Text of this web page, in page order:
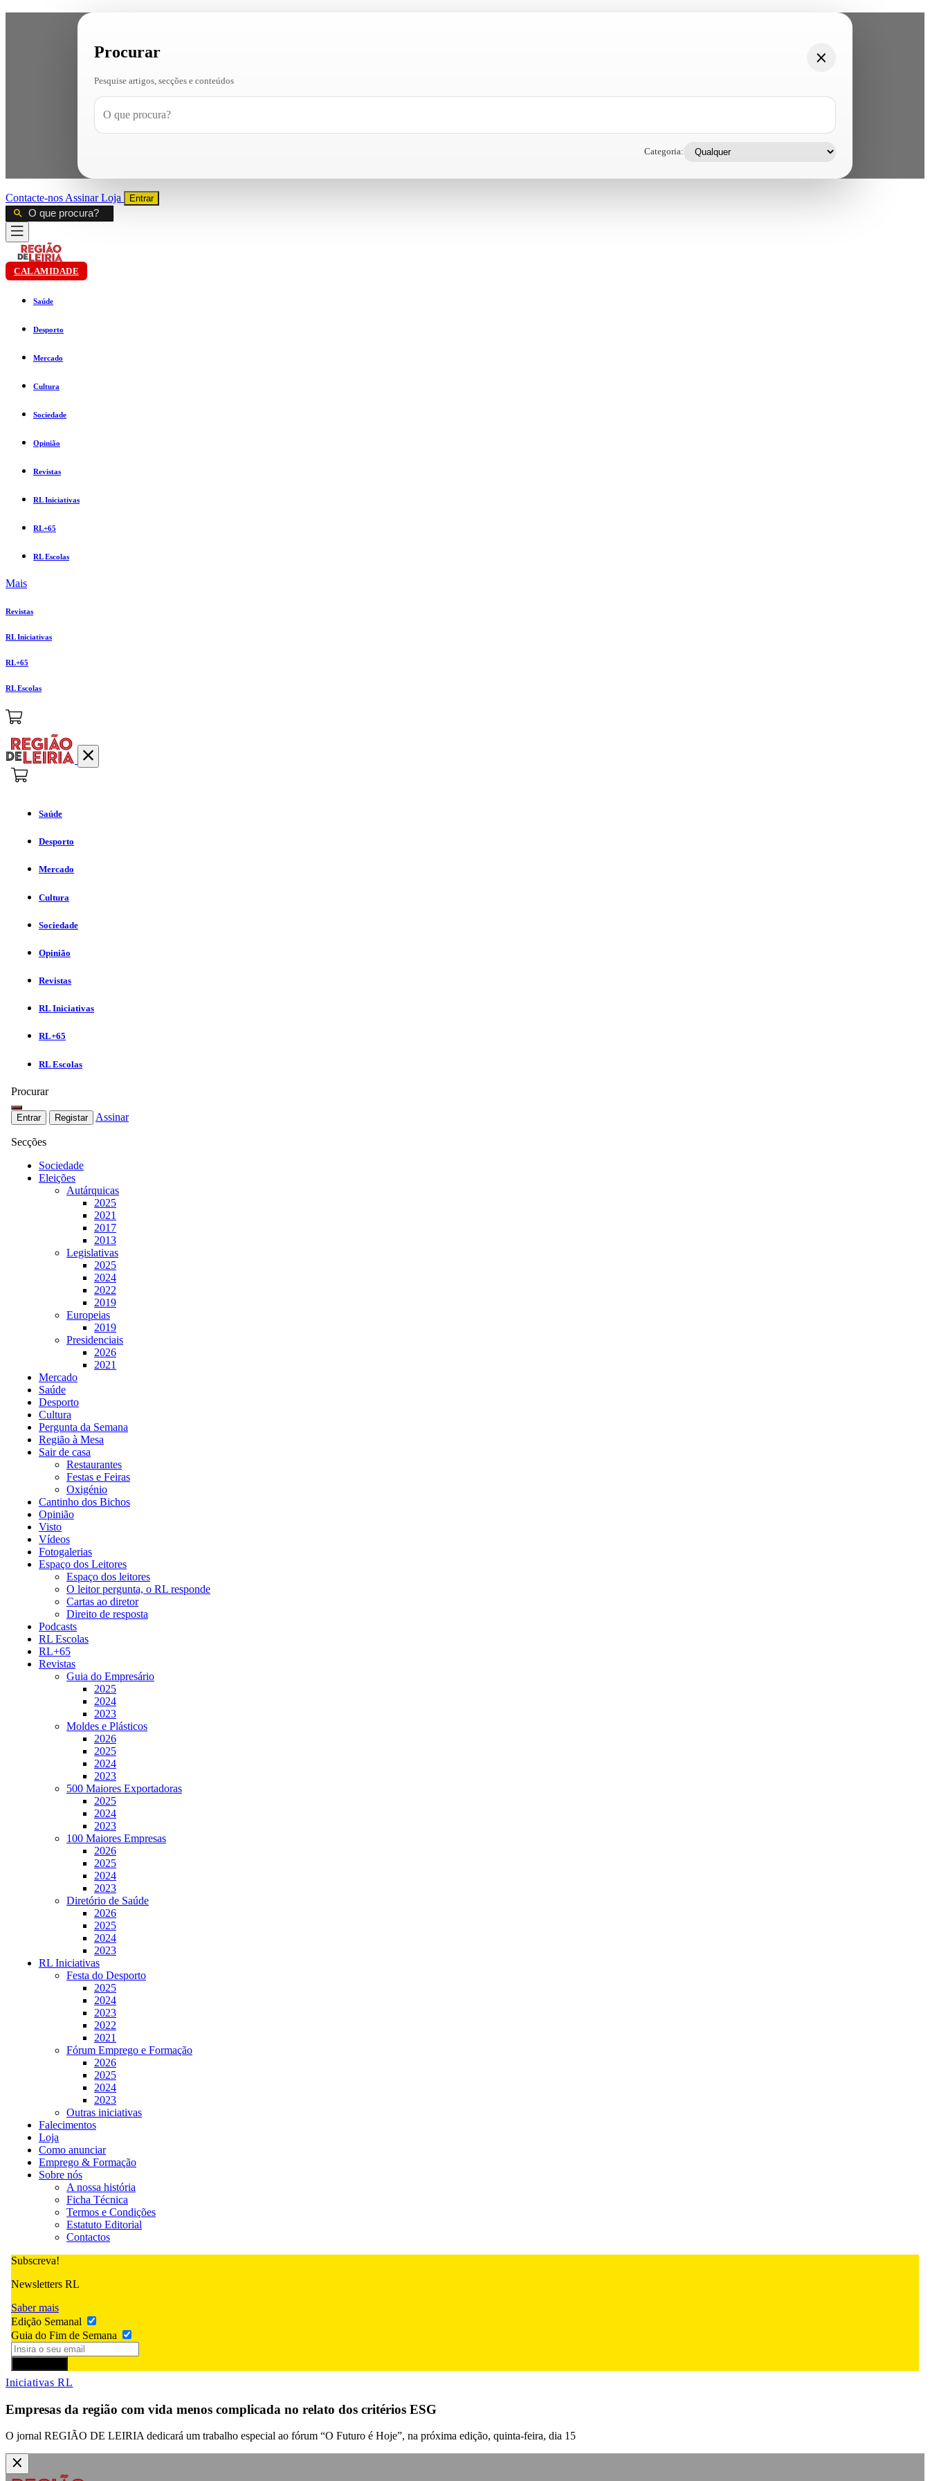
Procurar
Pesquise artigos, secções e conteúdos
Categoria:
Contacte-nos AssinarLoja Entrar
CALAMIDADE
Saúde
Desporto
Mercado
Cultura
Sociedade
Opinião
Revistas
RL Iniciativas
RL+65
RL Escolas
Mais
Revistas
RL Iniciativas
RL+65
RL Escolas
Saúde
Desporto
Mercado
Cultura
Sociedade
Opinião
Revistas
RL Iniciativas
RL+65
RL Escolas
Procurar
Entrar Registar Assinar
Secções
Sociedade
Eleições
Autárquicas
2025
2021
2017
2013
Legislativas
2025
2024
2022
2019
Europeias
2019
Presidenciais
2026
2021
Mercado
Saúde
Desporto
Cultura
Pergunta da Semana
Região à Mesa
Sair de casa
Restaurantes
Festas e Feiras
Oxigénio
Cantinho dos Bichos
Opinião
Visto
Vídeos
Fotogalerias
Espaço dos Leitores
Espaço dos leitores
O leitor pergunta, o RL responde
Cartas ao diretor
Direito de resposta
Podcasts
RL Escolas
RL+65
Revistas
Guia do Empresário
2025
2024
2023
Moldes e Plásticos
2026
2025
2024
2023
500 Maiores Exportadoras
2025
2024
2023
100 Maiores Empresas
2026
2025
2024
2023
Diretório de Saúde
2026
2025
2024
2023
RL Iniciativas
Festa do Desporto
2025
2024
2023
2022
2021
Fórum Emprego e Formação
2026
2025
2024
2023
Outras iniciativas
Falecimentos
Loja
Como anunciar
Emprego & Formação
Sobre nós
A nossa história
Ficha Técnica
Termos e Condições
Estatuto Editorial
Contactos
Subscreva!
Newsletters RL
Saber mais
Edição Semanal
Guia do Fim de Semana
Iniciativas RL
Empresas da região com vida menos complicada no relato dos critérios ESG
O jornal REGIÃO DE LEIRIA dedicará um trabalho especial ao fórum “O Futuro é Hoje”, na próxima edição, quinta-feira, dia 15